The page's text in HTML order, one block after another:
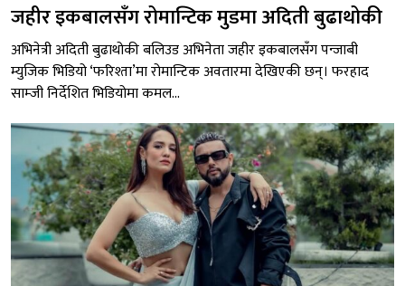
जहीर इकबालसँग रोमान्टिक मुडमा अदिती बुढाथोकी
अभिनेत्री अदिती बुढाथोकी बलिउड अभिनेता जहीर इकबालसँग पन्जाबी
म्युजिक भिडियो ‘फरिश्ता’मा रोमान्टिक अवतारमा देखिएकी छन्। फरहाद
साम्जी निर्देशित भिडियोमा कमल...